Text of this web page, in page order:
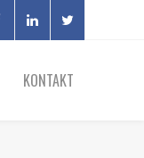
KONTAKT